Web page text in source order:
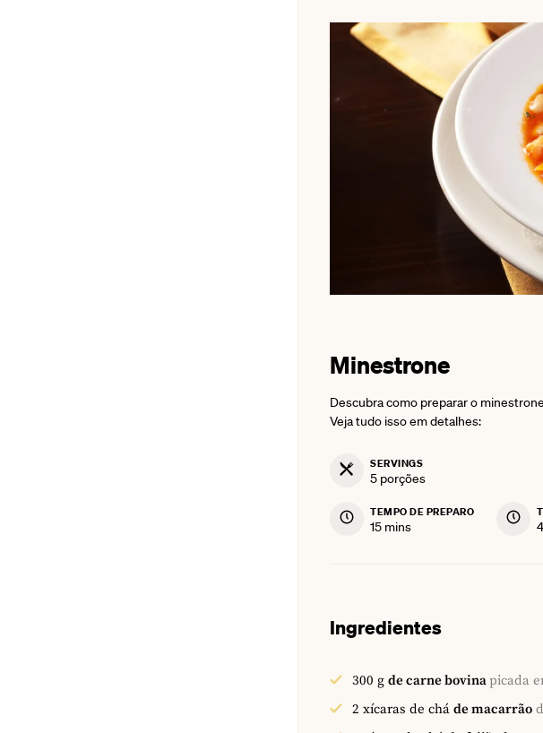
Minestrone
Descubra como preparar o
Veja tudo isso em detalhes:
SERVINGS
5 porções
TEMPO DE PREPARO
15minutes
mins
Ingredientes
300 g de carne bovinapicada
2 xícaras de chá de macarrão